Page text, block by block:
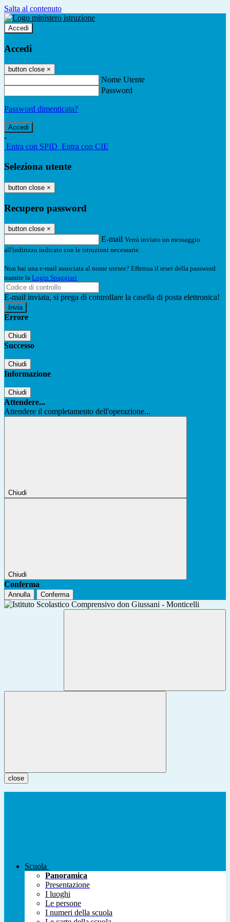
Salta al contenuto
Accedi
Accedi
button close ×
Nome Utente
Password
Password dimenticata?
-
Entra con SPID Entra con CIE
Seleziona utente
button close ×
Recupero password
button close ×
E-mail Verrà inviato un messaggio
all'indirizzo indicato con le istruzioni necessarie.
Non hai una e-mail associata al nome utente? Effettua il reset della password
tramite la Login Spaggiari
E-mail inviata, si prega di controllare la casella di posta elettronica!
Errore
Chiudi
Successo
Chiudi
Informazione
Chiudi
Attendere...
Attendere il completamento dell'operazione...
Chiudi
Chiudi
Conferma
Annulla Conferma
close
Scuola
Panoramica
Presentazione
I luoghi
Le persone
I numeri della scuola